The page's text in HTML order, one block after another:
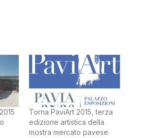
Torna PaviArt 2015, terza
edizione artistica della
mostra mercato pavese